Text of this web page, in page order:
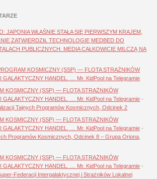
JAPONIA WŁAŚNIE STAŁA SIĘ PIERWSZYM KRAJEM,
ZATWIERDZIŁ TECHNOLOGIĘ MEDBED DO
PUBLICZNYCH. MEDIA CAŁKOWICIE MILCZĄ NA
KOSMICZNY (SSP) — FLOTA STRAŻNIKÓW
GALAKTYCZNY HANDEL. … Mr. KidPool na Telegramie
KOSMICZNY (SSP) — FLOTA STRAŻNIKÓW
GALAKTYCZNY HANDEL. … Mr. KidPool na Telegramie -
Tajnych Programów Kosmicznych, Odcinek 2
KOSMICZNY (SSP) — FLOTA STRAŻNIKÓW
GALAKTYCZNY HANDEL. … Mr. KidPool na Telegramie -
Programów Kosmicznych, Odcinek 8 – Grupa Oriona,
KOSMICZNY (SSP) — FLOTA STRAŻNIKÓW
GALAKTYCZNY HANDEL. … Mr. KidPool na Telegramie -
Federacji Intergalaktycznej i Strażników Lokalnej